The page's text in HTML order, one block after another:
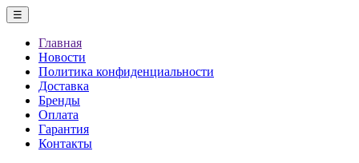
☰
Главная
Новости
Политика конфиденциальности
Доставка
Бренды
Оплата
Гарантия
Контакты